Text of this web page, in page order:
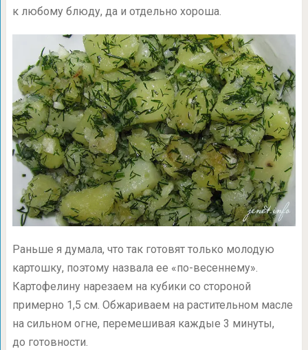
к любому блюду, да и отдельно хороша.
Раньше я думала, что так готовят только молодую
картошку, поэтому назвала ее «по-весеннему».
Картофелину нарезаем на кубики со стороной
примерно 1,5 см. Обжариваем на растительном масле
на сильном огне, перемешивая каждые 3 минуты,
до готовности.